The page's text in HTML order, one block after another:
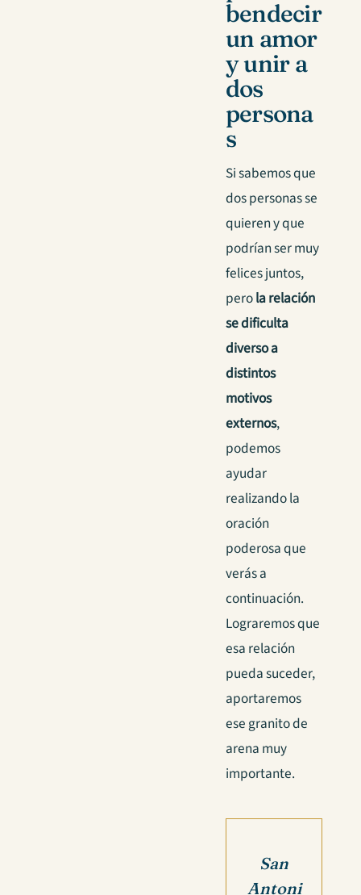
bendecir
un amor
y unir a
dos
persona
s
Si sabemos que
dos personas se
quieren y que
podrían ser muy
felices juntos,
perola relación
se dificulta
diverso a
distintos
motivos
externos,
podemos
ayudar
realizando la
oración
poderosa que
verás a
continuación.
Lograremos que
esa relación
pueda suceder,
aportaremos
ese granito de
arena muy
importante.
San
Antoni